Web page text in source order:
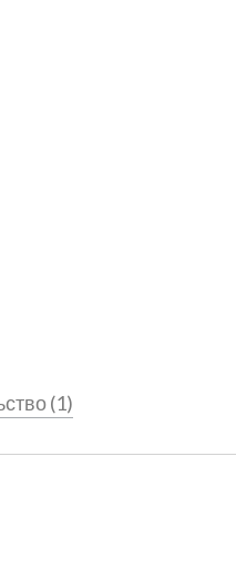
(1)